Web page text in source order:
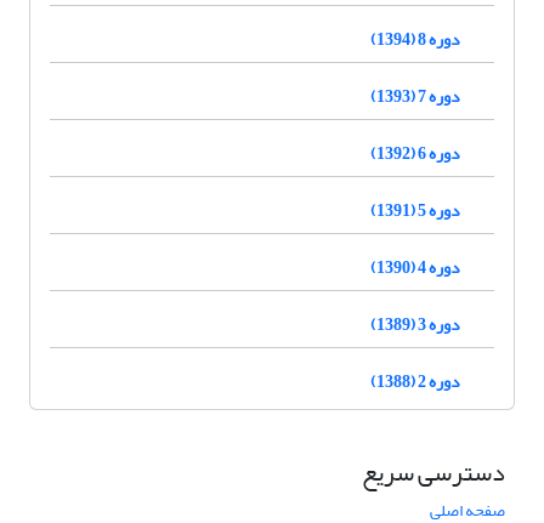
دوره 8 (1394)
دوره 7 (1393)
دوره 6 (1392)
دوره 5 (1391)
دوره 4 (1390)
دوره 3 (1389)
دوره 2 (1388)
دسترسی سریع
صفحه اصلی